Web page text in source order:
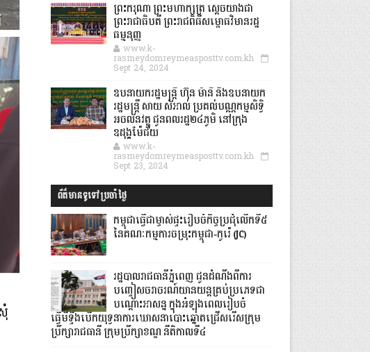
ព្រះករុណា ព្រះមហាក្សត្រ ស្តេចយាងជា
ព្រះរាជាធិបតី ព្រះរាជពិធីសម្ពោធវិមានរដ្ឋ
ធម្មនុញ្ញ
www.k-
rasmeydomreymeasposttv.com.kh
Sept 24, 2024
ឧបនាយករដ្ឋមន្ដ្រី ហ៊ុន ម៉ានី និងឧបនាយក
រដ្ឋមន្ដ្រី សាយ សំអាល់ ប្រគល់បណ្ណកម្មសិទ្ធិ
អចលនវត្ថុ ជូនពលរដ្ឋ២៤ភូមិ នៅក្រុង
ឧដុង្គម៉ែជ័យ
www.k-
rasmeydomreymeasposttv.com.kh
Sept 23, 2024
ព័ត៌មានទូទៅប្រចាំថ្ងៃ
កម្ពុជាធ្វើជាម្ចាស់ផ្ទះរៀបចំកិច្ចប្រជុំលើកទី៥
នៃគណៈកម្មការចម្រុះកម្ពុជា-កូរ៉េ (JC)
រដ្ឋបាលរាជធានីភ្នំពេញ ជូនដំណឹងពីការ
បញ្ចៀសចរាចរណ៍យានយន្តគ្រប់ប្រភេទជា
បណ្តោះអាសន្ន ក្នុងអំឡុងពេលរៀបចំ
ធ្វើមីទ្ទីងបើកយុទ្ធនាការឃោសនាបោះឆ្នោតជ្រើសរើសក្រុម
ប្រឹក្សារាជធានី ក្រុមប្រឹក្សាខណ្ឌ នីតិកាលទី៤